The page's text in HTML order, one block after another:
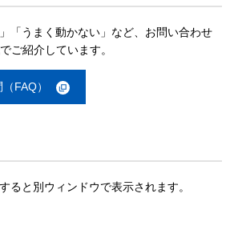
「うまく動かない」など、お問い合わせ
ご紹介しています。
FAQ）
ると別ウィンドウで表示されます。